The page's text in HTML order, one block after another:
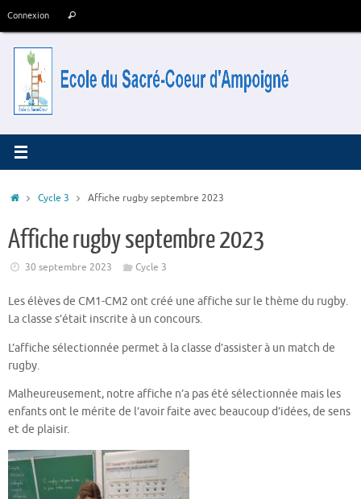
Connexion Rechercher
Accueil
Cycle 3 Affiche rugby septembre 2023
Affiche rugby septembre 2023
30 septembre 2023 Cycle 3
Les élèves de CM1-CM2 ont créé une affiche sur le thème du rugby.
La classe s’était inscrite à un concours.
L’affiche sélectionnée permet à la classe d’assister à un match de
rugby.
Malheureusement, notre affiche n’a pas été sélectionnée mais les
enfants ont le mérite de l’avoir faite avec beaucoup d’idées, de sens
et de plaisir.